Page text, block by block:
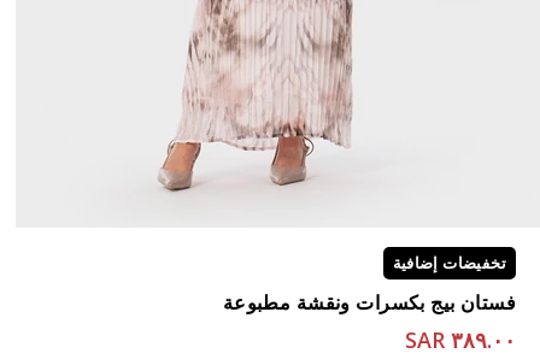
تخفيضات إضافية
فستان بيج بكسرات ونقشة مطبوعة
٣٨٩.٠٠ SAR